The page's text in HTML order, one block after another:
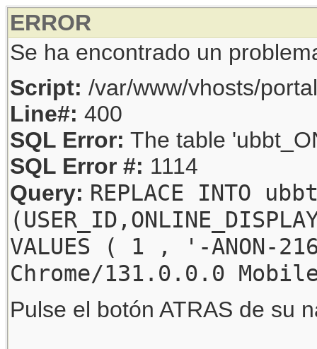
ERROR
Se ha encontrado un
Script: /var/www/vhosts/
Line#: 400
SQL Error: The table
SQL Error #: 1114
Query: REPLACE INTO
VALUES ( 1 , '-
Chrome/131.0.0.0
Pulse el botón ATRAS de su